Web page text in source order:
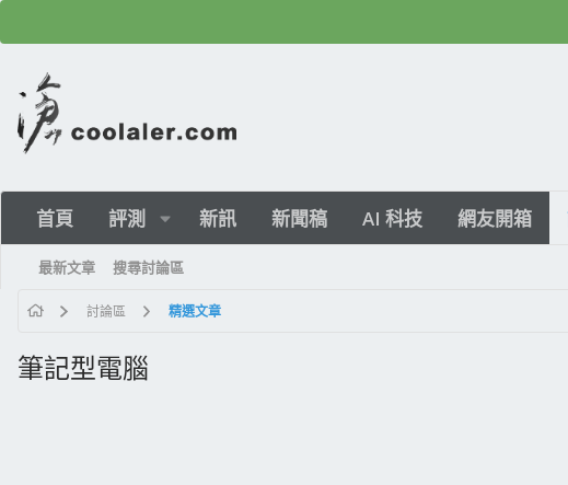
首頁 評測 新訊 新聞稿 AI 科技 網友開箱
最新文章 搜尋討論區
討論區 精選文章
筆記型電腦